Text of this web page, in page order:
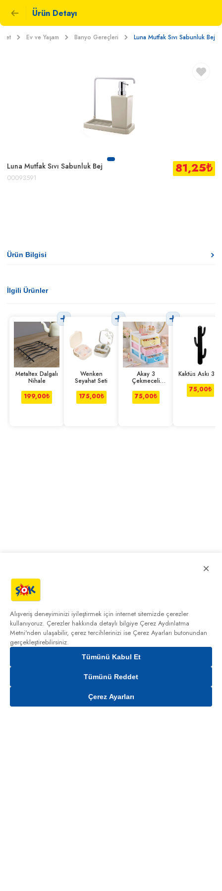
Ürün Detayı
Ev ve Yaşam Banyo Gereçleri Luna Mutfak Sıvı Sabunluk Bej
Luna Mutfak Sıvı Sabunluk Bej
00093591
81,25₺
Gelince Haber Ver
Ürün Bilgisi
İlgili Ürünler
Metaltex Dalgalı
Nihale
199,00₺
Wenken
Seyahat Seti
175,00₺
Akay 3
Çekmeceli
75,00₺
Kaktüs Askı 3 Lü
75,00₺
×
Alışveriş deneyiminizi iyileştirmek için internet sitemizde çerezler
kullanıyoruz. Çerezler hakkında detaylı bilgiye Çerez Aydınlatma
Metni'nden ulaşabilir, çerez tercihlerinizi ise Çerez Ayarları butonundan
gerçekleştirebilirsiniz.
Tümünü Kabul Et
Tümünü Reddet
Çerez Ayarları